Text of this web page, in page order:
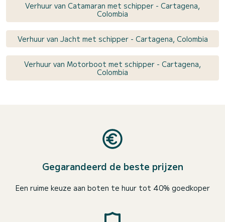
Verhuur van Catamaran met schipper - Cartagena,
Colombia
Verhuur van Jacht met schipper - Cartagena, Colombia
Verhuur van Motorboot met schipper - Cartagena,
Colombia
Gegarandeerd de beste prijzen
Een ruime keuze aan boten te huur tot 40% goedkoper